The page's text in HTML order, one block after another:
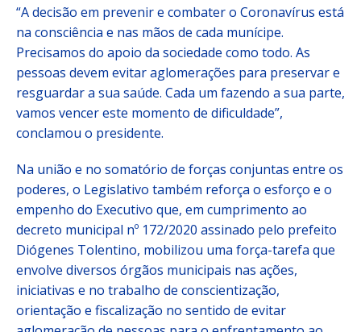
“A decisão em prevenir e combater o Coronavírus está
na consciência e nas mãos de cada munícipe.
Precisamos do apoio da sociedade como todo. As
pessoas devem evitar aglomerações para preservar e
resguardar a sua saúde. Cada um fazendo a sua parte,
vamos vencer este momento de dificuldade”,
conclamou o presidente.
Na união e no somatório de forças conjuntas entre os
poderes, o Legislativo também reforça o esforço e o
empenho do Executivo que, em cumprimento ao
decreto municipal nº 172/2020 assinado pelo prefeito
Diógenes Tolentino, mobilizou uma força-tarefa que
envolve diversos órgãos municipais nas ações,
iniciativas e no trabalho de conscientização,
orientação e fiscalização no sentido de evitar